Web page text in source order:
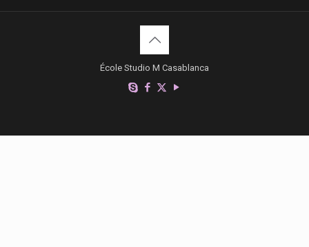
École Studio M Casablanca